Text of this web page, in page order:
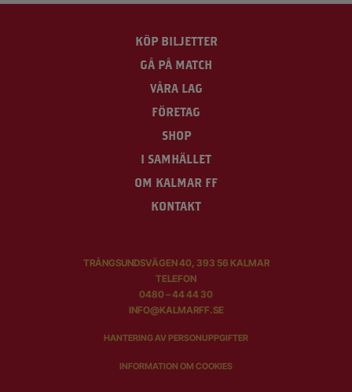
KÖP BILJETTER
GÅ PÅ MATCH
VÅRA LAG
FÖRETAG
SHOP
I SAMHÄLLET
OM KALMAR FF
KONTAKT
TRÅNGSUNDSVÄGEN 40, 393 56 KALMAR
TELEFON
0480 – 44 44 30
INFO@KALMARFF.SE
HANTERING AV PERSONUPPGIFTER
INFORMATION OM COOKIES